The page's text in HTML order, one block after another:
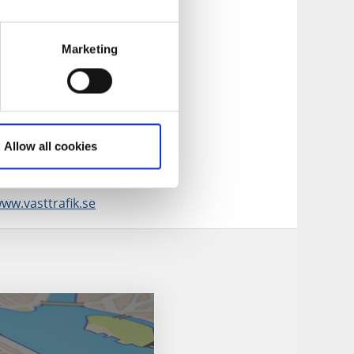
Marketing
Allow all cookies
auch zum
am Bahnhof